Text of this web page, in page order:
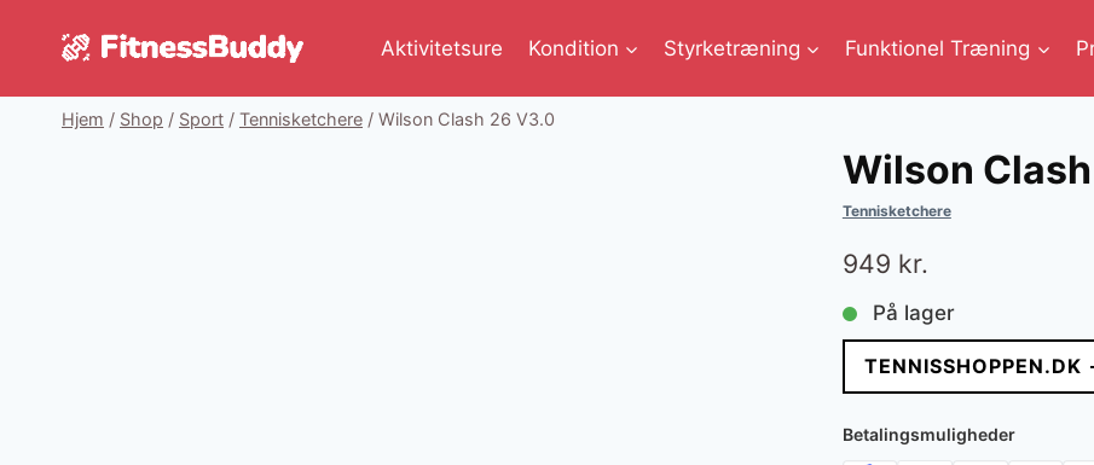
Aktivitetsure Kondition Styrketræning Funktionel Træning
Hjem / Shop / Sport / Tennisketchere / Wilson Clash 26 V3.0
Wilson
Tennisketchere
949 kr.
På lager
TENNISSHOPPEN.DK
Betalingsmuligheder